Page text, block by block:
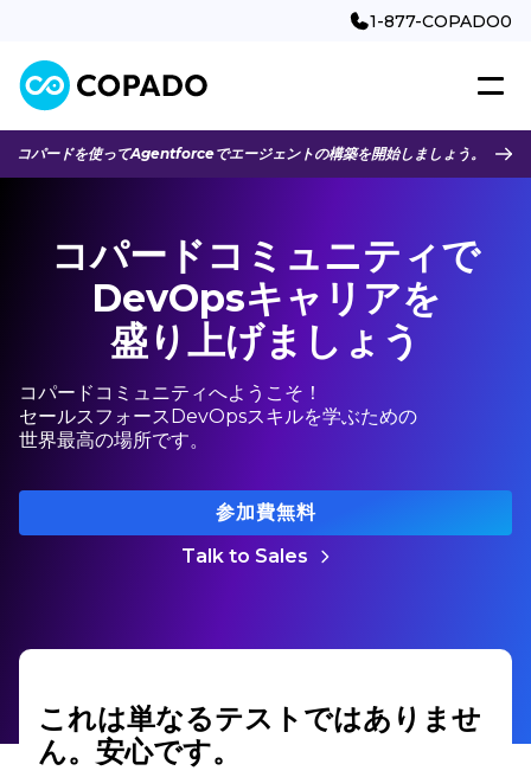
1-877-COPADO0
コパードを使ってAgentforceでエージェントの構築を開始しましょう。
コパードコミュニティで
DevOpsキャリアを
盛り上げましょう
コパードコミュニティへようこそ！
セールスフォースDevOpsスキルを学ぶための
世界最高の場所です。
参加費無料
Talk to Sales
これは単なるテストではありませ
ん。安心です。